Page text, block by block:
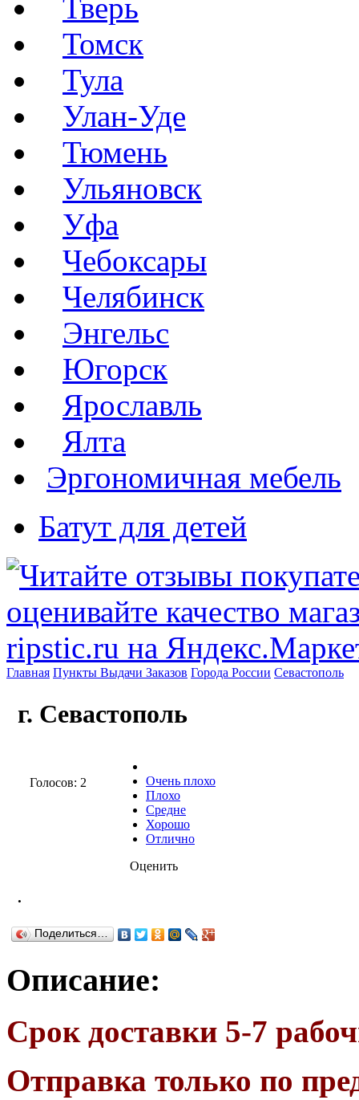
Тверь
Томск
Тула
Улан-Уде
Тюмень
Ульяновск
Уфа
Чебоксары
Челябинск
Энгельс
Югорск
Ярославль
Ялта
Эргономичная мебель
Батут для детей
Главная Пункты Выдачи Заказов Города России Севастополь
г. Севастополь
Голосов: 2
Очень плохо
Плохо
Средне
Хорошо
Отлично
Оценить
.
Поделиться…
Описание:
Срок доставки 5-7
Отправка только по